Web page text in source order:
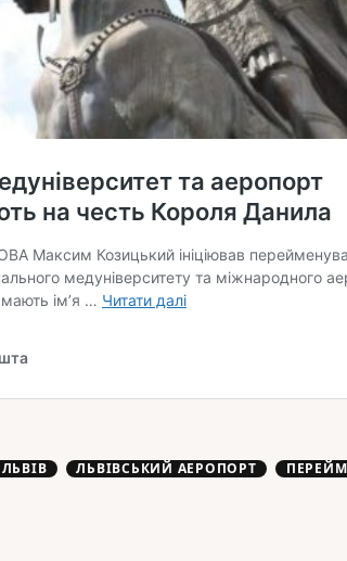
ЛЬВІВ ЛЬВІВСЬКИЙ АЕРОПОРТ